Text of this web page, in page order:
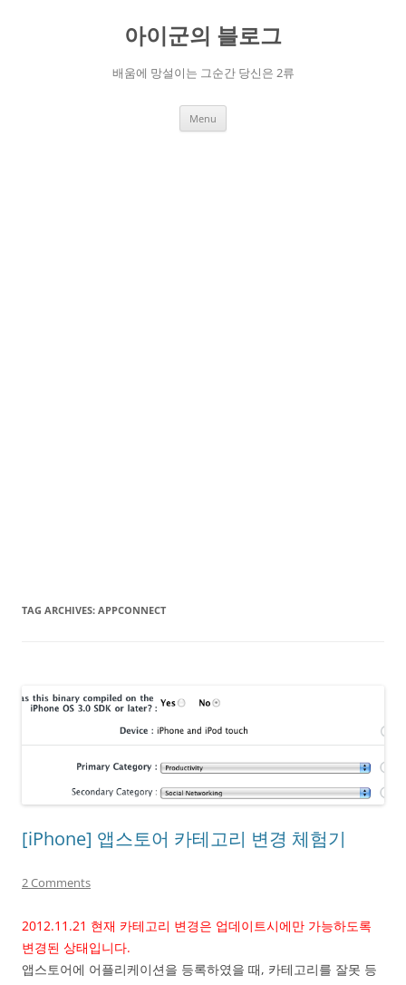
아이군의 블로그
배움에 망설이는 그순간 당신은 2류
Menu
TAG ARCHIVES: APPCONNECT
[iPhone] 앱스토어 카테고리 변경 체험기
2 Comments
2012.11.21 현재 카테고리 변경은 업데이트시에만 가능하도록
변경된 상태입니다.
앱스토어에 어플리케이션을 등록하였을 때, 카테고리를 잘못 등